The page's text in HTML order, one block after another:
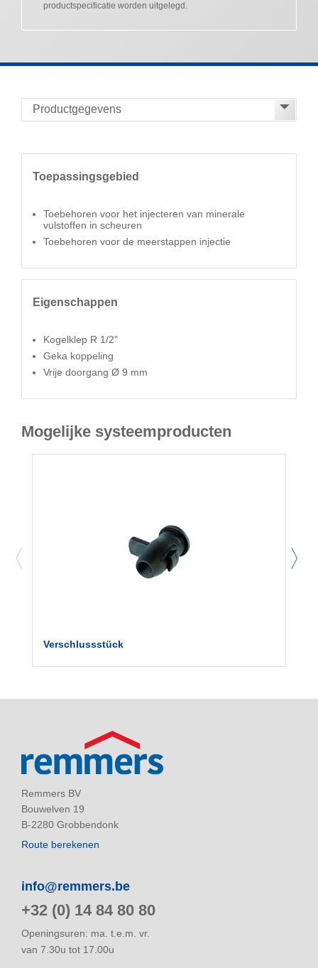
productspecificatie worden uitgelegd.
Toepassingsgebied
Toebehoren voor het injecteren van minerale
vulstoffen in scheuren
Toebehoren voor de meerstappen injectie
Eigenschappen
Kogelklep R 1/2"
Geka koppeling
Vrije doorgang Ø 9 mm
Mogelijke systeemproducten
Verschlussstück
Remmers BV
Bouwelven 19
B-2280 Grobbendonk
Route berekenen
info@remmers.be
+32 (0) 14 84 80 80
Openingsuren: ma. t.e.m. vr.
van 7.30u tot 17.00u